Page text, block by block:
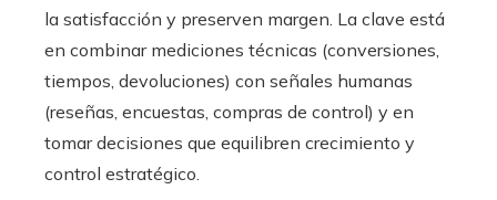
la satisfacción y preserven margen. La clave está
en combinar mediciones técnicas (conversiones,
tiempos, devoluciones) con señales humanas
(reseñas, encuestas, compras de control) y en
tomar decisiones que equilibren crecimiento y
control estratégico.